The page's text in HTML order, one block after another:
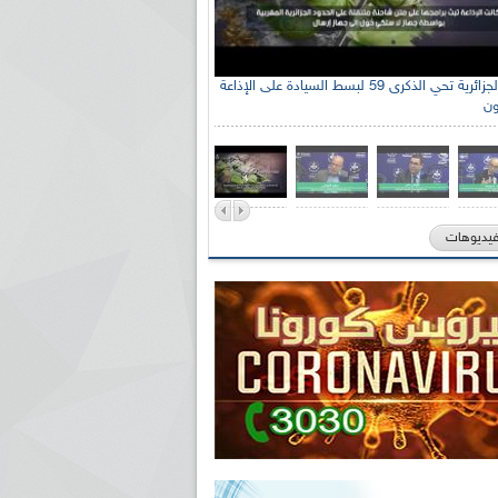
الإذاعة الجزائرية تحي الذكرى 59 لبسط السيادة على الإذاعة